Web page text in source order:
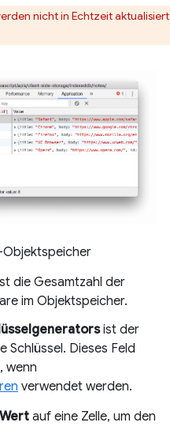
nicht in Echtzeit
die Gesamtzahl der
im Objektspeicher.
ist der
Schlüssel. Dieses Feld
wenn
verwendet werden.
Wert auf eine Zelle, um den